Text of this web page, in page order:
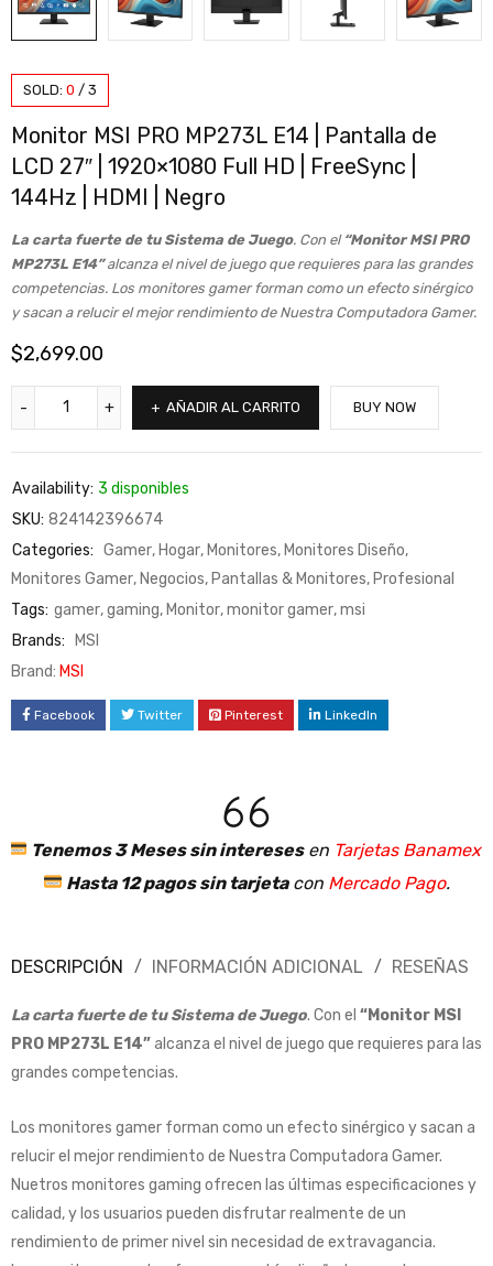
SOLD: 0 / 3
Monitor MSI PRO MP273L E14 | Pantalla de
LCD 27″ | 1920×1080 Full HD | FreeSync |
144Hz | HDMI | Negro
La carta fuerte de tu Sistema de Juego. Con el “Monitor MSI PRO
MP273L E14”alcanza el nivel de juego que requieres para las grandes
competencias. Los monitores gamer forman como un efecto sinérgico
y sacan a relucir el mejor rendimiento de Nuestra Computadora Gamer.
$2,699.00
AÑADIR AL CARRITO BUY NOW
Availability: 3 disponibles
SKU: 824142396674
Categories: Gamer, Hogar, Monitores, Monitores Diseño,
Monitores Gamer, Negocios, Pantallas & Monitores, Profesional
Tags: gamer,gaming, Monitor,monitor gamer,msi
Brands:
MSI
Brand: MSI
Facebook Twitter Pinterest LinkedIn
Tenemos 3 Meses sin interesesen Tarjetas Banamex.
Hasta 12 pagos sin tarjetacon Mercado Pago.
DESCRIPCIÓN INFORMACIÓN ADICIONAL RESEÑAS
La carta fuerte de tu Sistema de Juego. Con el “Monitor MSI
PRO MP273L E14”alcanza el nivel de juego que requieres para las
grandes competencias.
Los monitores gamer forman como un efecto sinérgico y sacan a
relucir el mejor rendimiento de Nuestra Computadora Gamer.
Nuetros monitores gaming ofrecen las últimas especificaciones y
calidad, y los usuarios pueden disfrutar realmente de un
rendimiento de primer nivel sin necesidad de extravagancia.